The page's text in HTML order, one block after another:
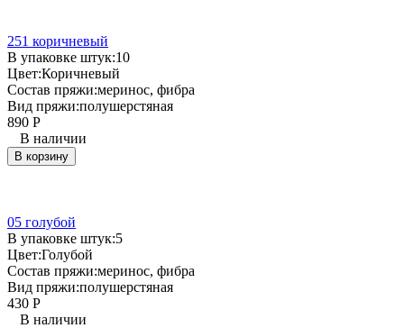
251 коричневый
В упаковке штук:10
Цвет:Коричневый
Состав пряжи:меринос, фибра
Вид пряжи:полушерстяная
890 Р
В наличии
В корзину
05 голубой
В упаковке штук:5
Цвет:Голубой
Состав пряжи:меринос, фибра
Вид пряжи:полушерстяная
430 Р
В наличии